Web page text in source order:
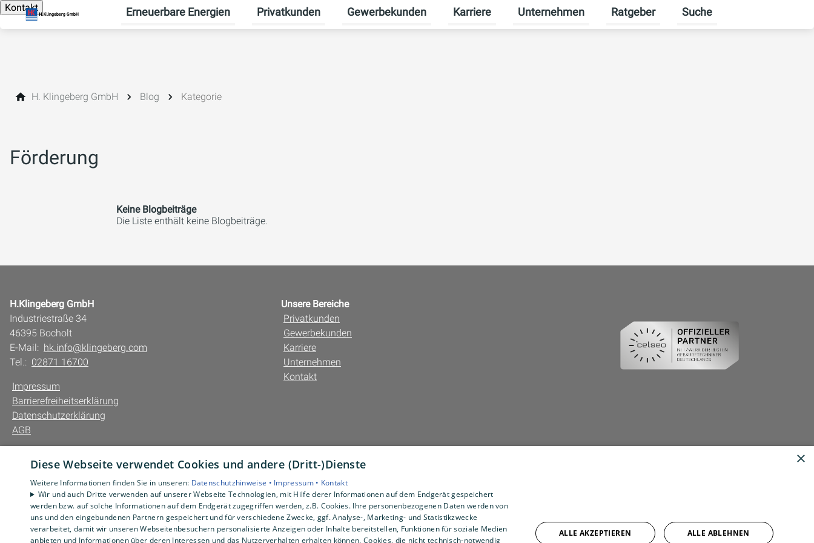
Kontakt Erneuerbare Energien
Untermenü für Erneuerbare Energien umschalten
Privatkunden
Untermenü für Privatkunden umschalten
Gewerbekunden
Untermenü für Gewerbekunden umschalten
Karriere
Untermenü für Karriere umschalten
Unternehmen
Untermenü für Unternehmen umschalten
Ratgeber
Untermenü für Ratgeber
Suche
H. Klingeberg GmbH Blog Kategorie
Förderung
Keine Blogbeiträge
Die Liste enthält keine Blogbeiträge.
H.Klingeberg GmbH
Industriestraße 34
46395 Bocholt
E-Mail: hk.info@klingeberg.com
Tel.: 02871 16700
Impressum
Barrierefreiheitserklärung
Datenschutzerklärung
AGB
Unsere Bereiche
Privatkunden
Gewerbekunden
Karriere
Unternehmen
Kontakt
×
Diese Webseite verwendet Cookies und andere (Dritt-)Dienste
Weitere Informationen finden Sie in unseren: Datenschutzhinweise • Impressum • Kontakt
Wir und auch Dritte verwenden auf unserer Webseite Technologien, mit Hilfe derer Informationen auf dem Endgerät gespeichert
werden bzw. auf solche Informationen auf dem Endgerät zugegriffen werden, z.B. Cookies. Ihre personenbezogenen Daten werden von
uns und den eingebundenen Partnern gespeichert und für verschiedene Zwecke, ggf. Analyse-, Marketing- und Statistikzwecke
verarbeitet, damit wir unseren Webseitenbesuchern personalisierte Anzeigen oder Inhalte bereitstellen, Funktionen für soziale Medien
anbieten und Informationen über deren Interessen und das Nutzerverhalten erhalten können. Cookies, die nicht technisch-notwendig
ALLE AKZEPTIEREN ALLE ABLEHNEN